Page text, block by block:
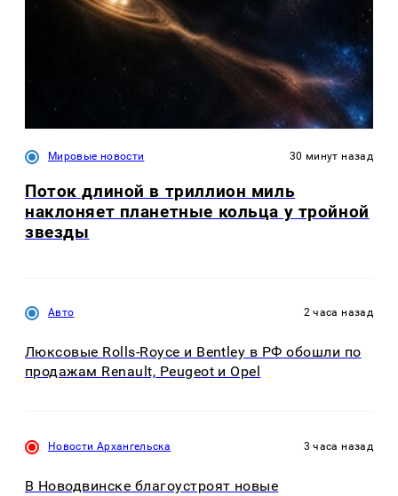
Мировые новости 30 минут назад
Поток длиной в триллион миль
наклоняет планетные кольца у тройной
звезды
Авто 2 часа назад
Люксовые Rolls-Royce и Bentley в РФ обошли по
продажам Renault, Peugeot и Opel
Новости Архангельска 3 часа назад
В Новодвинске благоустроят новые